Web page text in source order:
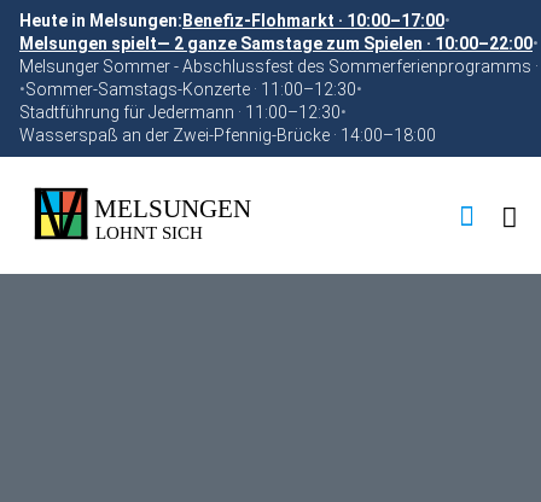
Heute in Melsungen: Benefiz-Flohmarkt · 10:00–17:00•
Melsungen spielt— 2 ganze Samstage zum Spielen · 10:00–22:00•
Melsunger Sommer - Abschlussfest des Sommerferienprogramms
•Sommer-Samstags-Konzerte · 11:00–12:30•
Stadtführung für Jedermann · 11:00–12:30•
Wasserspaß an der Zwei-Pfennig-Brücke · 14:00–18:00